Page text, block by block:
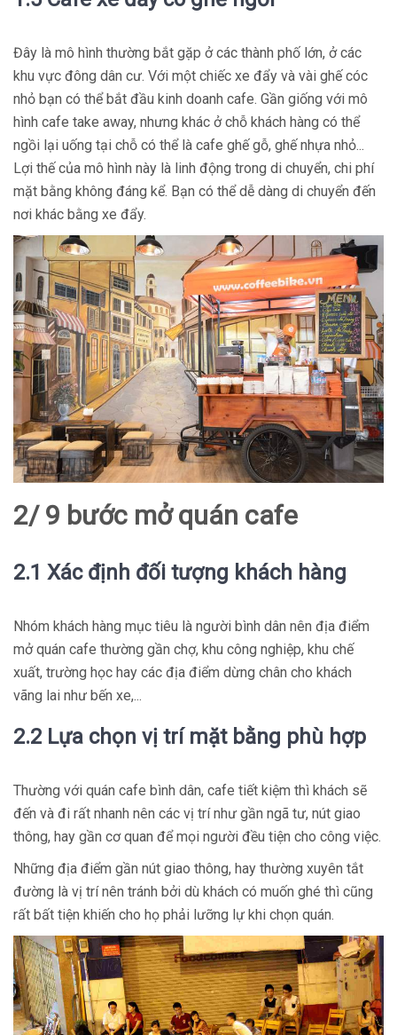
Đây là mô hình thường bắt gặp ở các thành phố lớn, ở các
khu vực đông dân cư. Với một chiếc xe đẩy và vài ghế cóc
nhỏ bạn có thể bắt đầu kinh doanh cafe. Gần giống với mô
hình cafe take away, nhưng khác ở chỗ khách hàng có thể
ngồi lại uống tại chỗ có thể là cafe ghế gỗ, ghế nhựa nhỏ...
Lợi thế của mô hình này là linh động trong di chuyển, chi phí
mặt bằng không đáng kể. Bạn có thể dễ dàng di chuyển đến
nơi khác bằng xe đẩy.
2/ 9 bước mở quán cafe
2.1 Xác định đối tượng khách hàng
Nhóm khách hàng mục tiêu là người bình dân nên địa điểm
mở quán cafe thường gần chợ, khu công nghiệp, khu chế
xuất, trường học hay các địa điểm dừng chân cho khách
vãng lai như bến xe,...
2.2 Lựa chọn vị trí mặt bằng phù hợp
Thường với quán cafe bình dân, cafe tiết kiệm thì khách sẽ
đến và đi rất nhanh nên các vị trí như gần ngã tư, nút giao
thông, hay gần cơ quan để mọi người đều tiện cho công việc.
Những địa điểm gần nút giao thông, hay thường xuyên tắt
đường là vị trí nên tránh bởi dù khách có muốn ghé thì cũng
rất bất tiện khiến cho họ phải lưỡng lự khi chọn quán.